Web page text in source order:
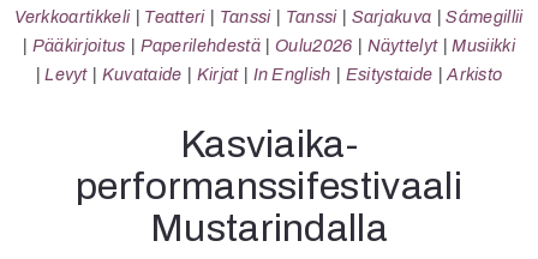
Verkkoartikkeli
Teatteri
Tanssi
Sarjakuva
Sámegillii
Pääkirjoitus
Paperilehdestä
Oulu2026
Verkkoartikkeli Teatteri Tanssi Tanssi Sarjakuva
Sámegillii
Pääkirjoitus
Paperilehdestä Oulu2026 Näyttelyt
Musiikki
Levyt
Kuvataide Kirjat In English Esitystaide Arkisto
Kasviaika-
performanssifestivaali
Mustarindalla